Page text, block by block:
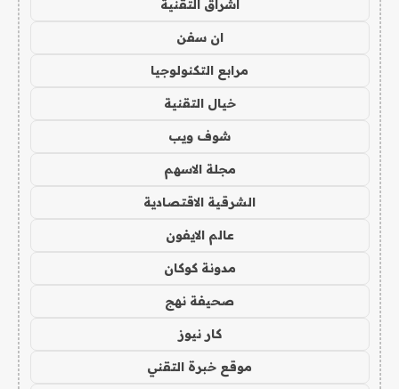
اشراق التقنية
ان سفن
مرابع التكنولوجيا
خيال التقنية
شوف ويب
مجلة الاسهم
الشرقية الاقتصادية
عالم الايفون
مدونة كوكان
صحيفة نهج
كار نيوز
موقع خبرة التقني